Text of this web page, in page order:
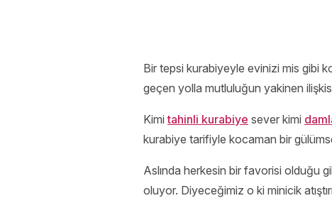
Bir tepsi kurabiyeyle evinizi mis gibi
geçen yolla mutluluğun yakinen
Kimitahinli kurabiye sever kimi
kurabiye tarifiyle kocaman bir
Aslında herkesin bir favorisi olduğu
oluyor. Diyeceğimiz o ki minicik